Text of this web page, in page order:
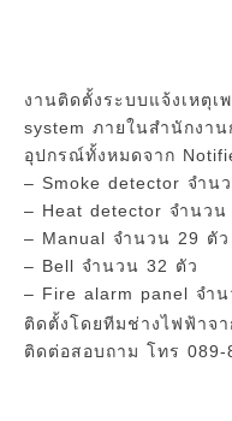
งานติดตั้งระบบแจ้งเหตุ
system ภายในสำนักงา
อุปกรณ์ทั้งหมดจาก
– Smoke detector จำน
– Heat detector จำนวน
– Manual จำนวน 29 ตัว
– Bell จำนวน 32 ตัว
– Fire alarm panel จำ
ติดตั้งโดยทีมช่างไฟฟ้าจา
ติดต่อสอบถาม โทร